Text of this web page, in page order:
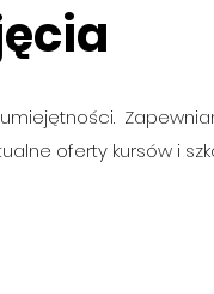
oferty kursów i